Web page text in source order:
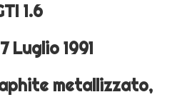
1.6
Luglio 1991
metallizzato,